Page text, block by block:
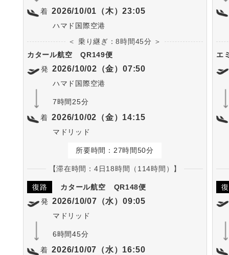
着 2026/10/01（木）23:05
ハマド国際空港
＜ 乗り継ぎ：8時間45分 ＞
カタール航空
QR149便
発 2026/10/02（金）07:50
ハマド国際空港
7時間25分
着 2026/10/02（金）14:15
マドリッド
所要時間：27時間50分
【滞在時間：4日18時間（114時間）】
復路 カタール航空
QR148便
発 2026/10/07（水）09:05
マドリッド
6時間45分
着 2026/10/07（水）16:50
エ